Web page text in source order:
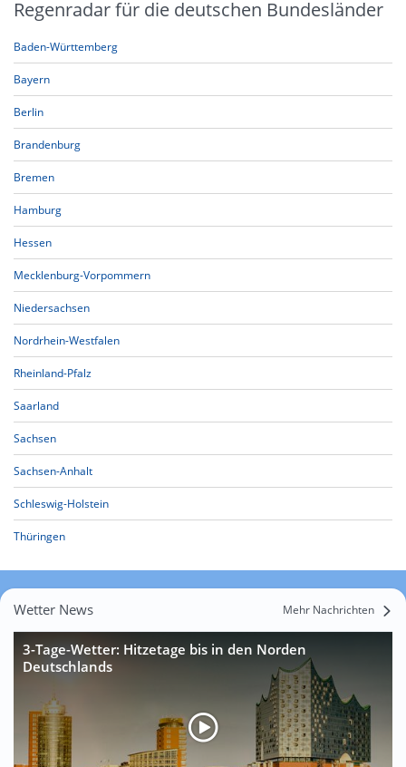
Regenradar für die deutschen Bundesländer
Baden-Württemberg
Bayern
Berlin
Brandenburg
Bremen
Hamburg
Hessen
Mecklenburg-Vorpommern
Niedersachsen
Nordrhein-Westfalen
Rheinland-Pfalz
Saarland
Sachsen
Sachsen-Anhalt
Schleswig-Holstein
Thüringen
Wetter News Mehr Nachrichten
3-Tage-Wetter: Hitzetage bis in den Norden
Deutschlands